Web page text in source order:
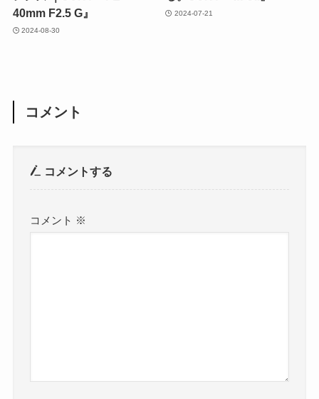
40mm F2.5 G』
2024-08-30
2024-07-21
コメント
コメントする
コメント ※